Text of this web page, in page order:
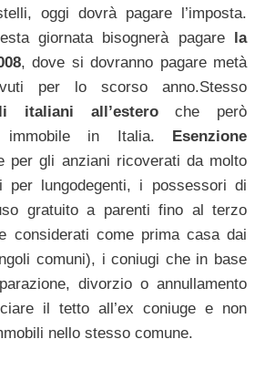
oggi dovrà pagare l’imposta.
giornata bisognerà pagare la
, dove si dovranno pagare metà
per lo scorso anno.Stesso
italiani all’esteroche però
immobile in Italia. Esenzione
per gli anziani ricoverati da molto
per lungodegenti, i possessori di
gratuito a parenti fino al terzo
considerati come prima casa dai
comuni), i coniugi che in base
divorzio o annullamento
il tetto all’ex coniuge e non
nello stesso comune.